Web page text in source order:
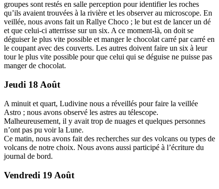
groupes sont restés en salle perception pour identifier les roches
qu’ils avaient trouvées à la rivière et les observer au microscope. En
veillée, nous avons fait un Rallye Choco ; le but est de lancer un dé
et que celui-ci atterrisse sur un six. A ce moment-là, on doit se
déguiser le plus vite possible et manger le chocolat carré par carré en
le coupant avec des couverts. Les autres doivent faire un six à leur
tour le plus vite possible pour que celui qui se déguise ne puisse pas
manger de chocolat.
Jeudi 18 Août
A minuit et quart, Ludivine nous a réveillés pour faire la veillée
Astro ; nous avons observé les astres au télescope.
Malheureusement, il y avait trop de nuages et quelques personnes
n’ont pas pu voir la Lune.
Ce matin, nous avons fait des recherches sur des volcans ou types de
volcans de notre choix. Nous avons aussi participé à l’écriture du
journal de bord.
Vendredi 19 Août